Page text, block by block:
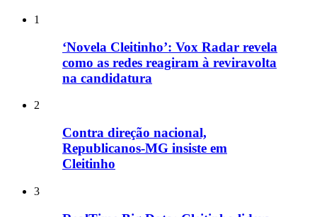
1
‘Novela Cleitinho’: Vox Radar revela
como as redes reagiram à reviravolta
na candidatura
2
Contra direção nacional,
Republicanos-MG insiste em
Cleitinho
3